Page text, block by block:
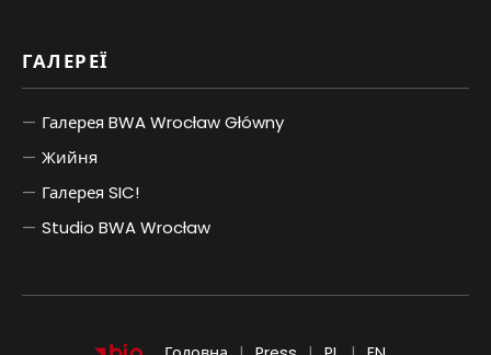
ГАЛЕРЕЇ
Галерея BWA Wrocław Główny
Жийня
Галерея SIC!
Studio BWA Wrocław